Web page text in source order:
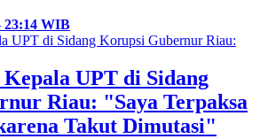
23:14 WIB
UPT di Sidang
Riau: "Saya Terpaksa
Takut Dimutasi"